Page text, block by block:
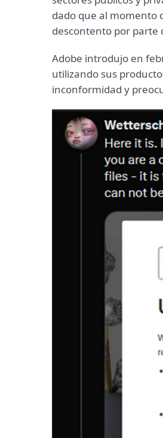
dado que al momento
descontento por parte
Adobe introdujo en
utilizando sus
inconformidad y